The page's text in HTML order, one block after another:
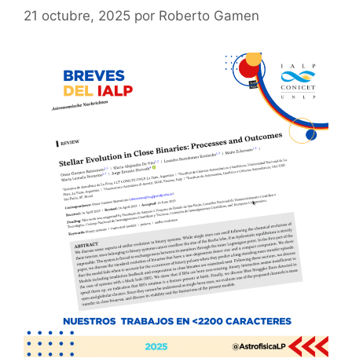
21 octubre, 2025 por Roberto Gamen